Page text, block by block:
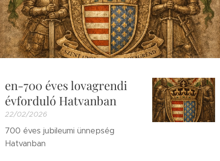
en-700 éves lovagrendi
évforduló Hatvanban
22/02/2026
700 éves jubileumi ünnepség
Hatvanban